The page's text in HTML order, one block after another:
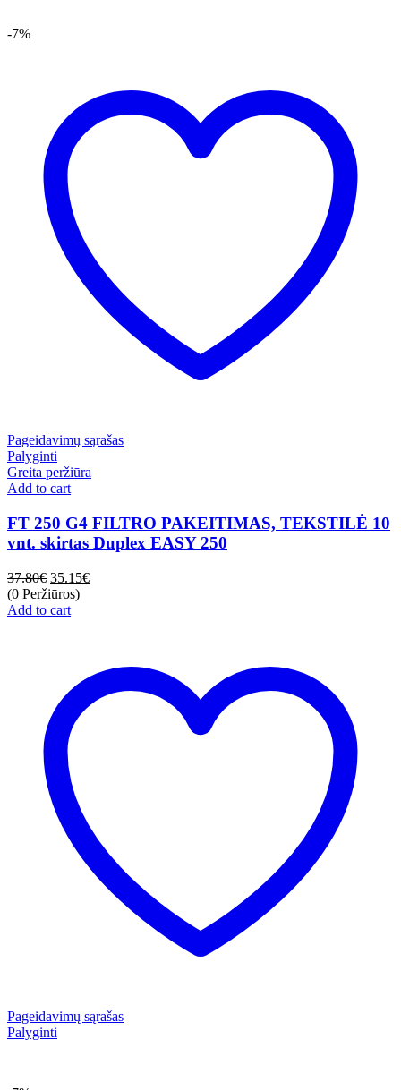
-7%
Pageidavimų sąrašas
Palyginti
Greita peržiūra
Add to cart
FT 250 G4 FILTRO PAKEITIMAS, TEKSTILĖ 10
vnt. skirtas Duplex EASY 250
37.80€ 35.15€
(0 Peržiūros)
Add to cart
Pageidavimų sąrašas
Palyginti